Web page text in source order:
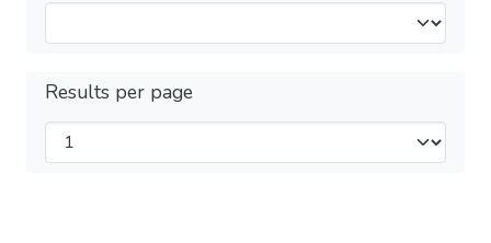
Results per page